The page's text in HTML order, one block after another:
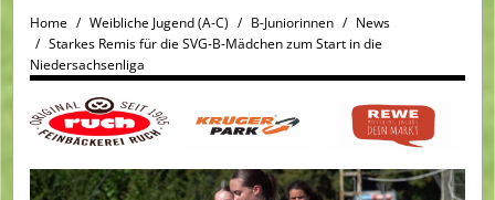
Training + Spiel
Turniere
Service
Ehrenamt
Fanshop SVG
Home Weibliche Jugend (A-C) B-Juniorinnen
News
Starkes Remis für die SVG-B-Mädchen zum Start in die
Niedersachsenliga